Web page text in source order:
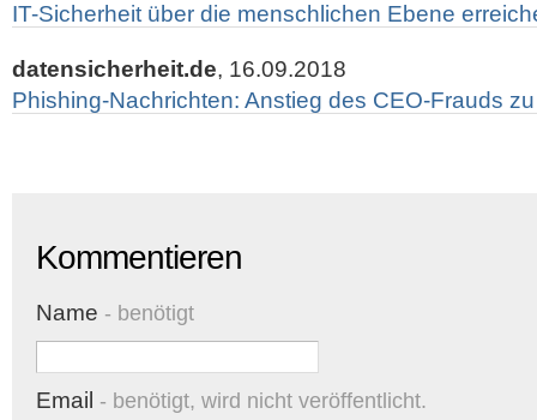
IT-Sicherheit über die menschlichen Ebene
datensicherheit.de, 16.09.2018
Phishing-Nachrichten: Anstieg des CEO-Frauds
Kommentieren
Name - benötigt
Email - benötigt, wird nicht veröffentlicht.